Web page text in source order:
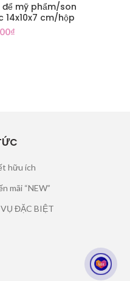
mỹ phẩm/son
cm/hộp
₫
hữu ích
mãi “NEW”
ĐẶC BIỆT